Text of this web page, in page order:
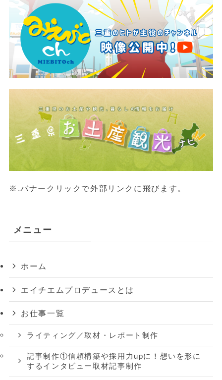
※.バナークリックで外部リンクに飛びます。
メニュー
ホーム
エイチエムプロデュースとは
お仕事一覧
ライティング／取材・レポート制作
記事制作①信頼構築や採用力upに！想いを形に
するインタビュー取材記事制作